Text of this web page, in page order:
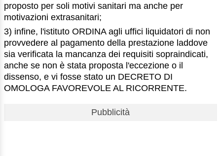
proposto per soli motivi sanitari ma anche per
motivazioni extrasanitari;
3) infine, l'istituto ORDINA agli uffici liquidatori di non
provvedere al pagamento della prestazione laddove
sia verificata la mancanza dei requisiti sopraindicati,
anche se non è stata proposta l'eccezione o il
dissenso, e vi fosse stato un DECRETO DI
OMOLOGA FAVOREVOLE AL RICORRENTE.
Pubblicità